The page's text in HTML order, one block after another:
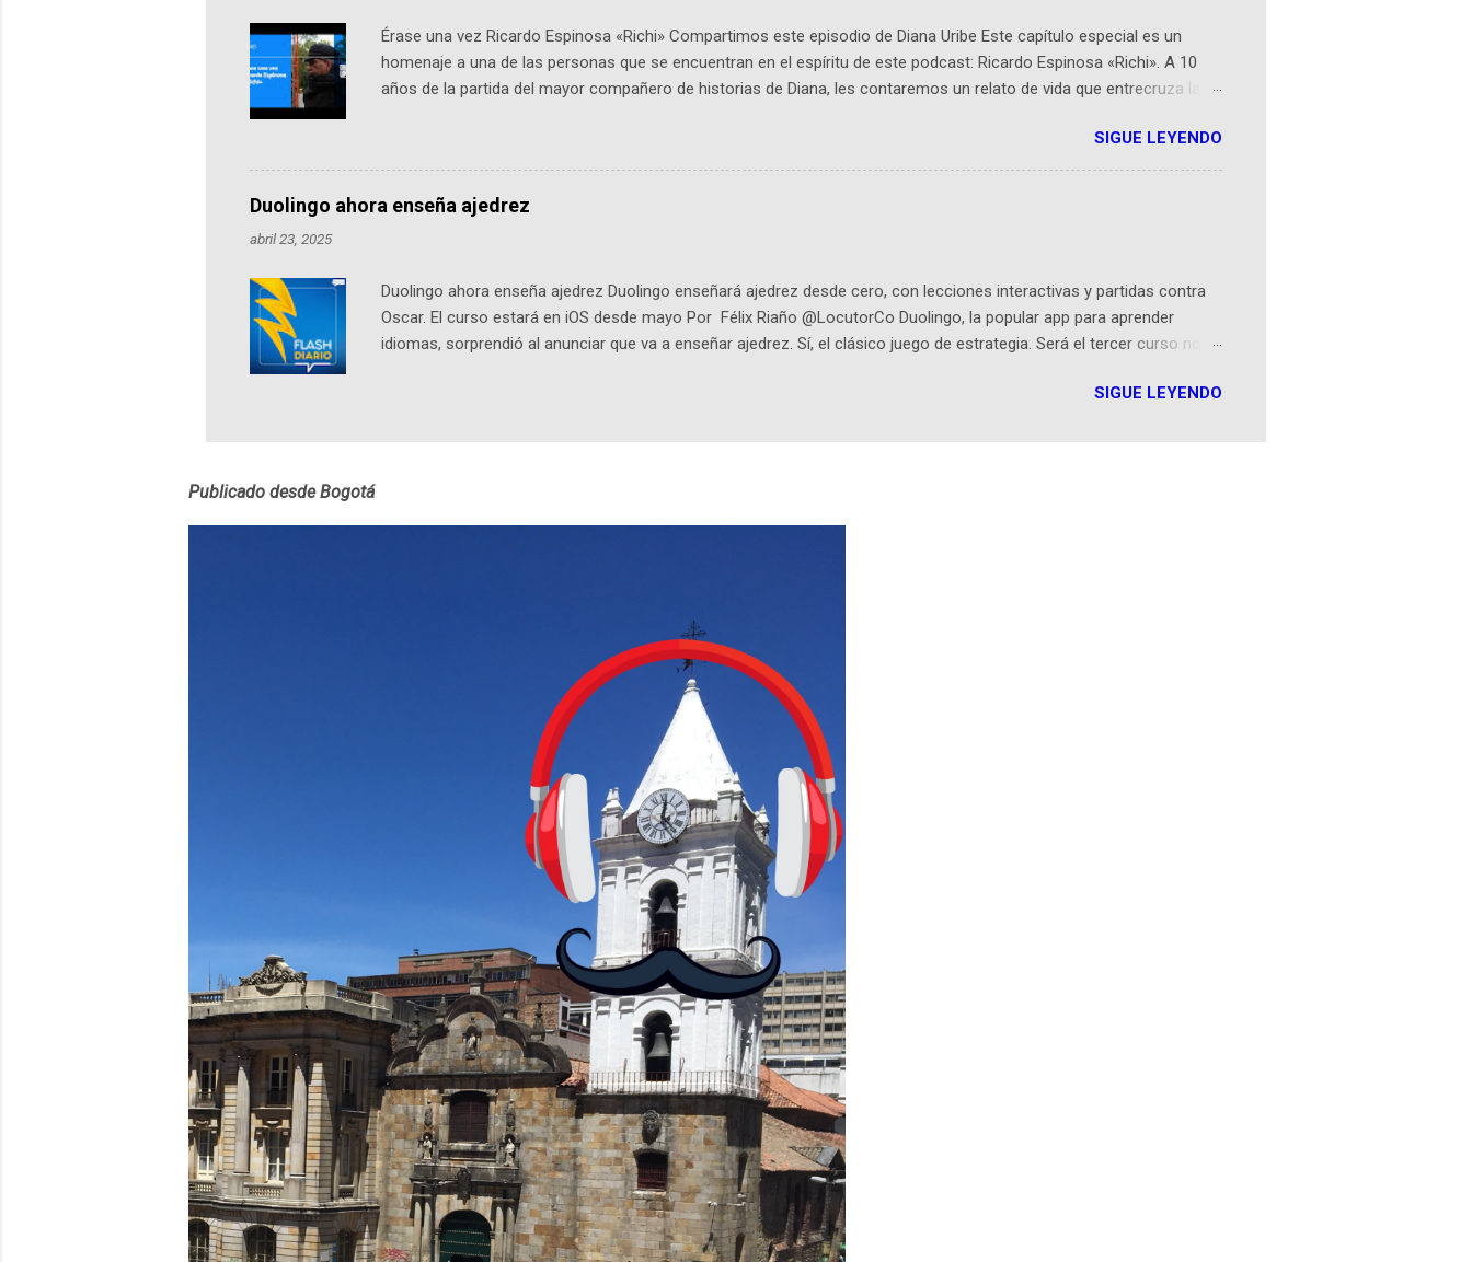
Érase una vez Ricardo Espinosa «Richi» Compartimos este episodio de Diana Uribe Este capítulo especial es un
homenaje a una de las personas que se encuentran en el espíritu de este podcast: Ricardo Espinosa «Richi». A 10
años de la partida del mayor compañero de historias de Diana, les contaremos un relato de vida que entrecruza la
podcast, de dónde viene "la fuerza poderosa", del relato viviente que encarna una joven librera de Barichara y de
nuestro protagonista: un personaje de gabán y sombrero que parecía sacado directamente de una novela de espías
Notas del episodio: -La colección Ricardo Espinosa: los cómics, las novelas y los libros reunidos por Richi hoy se
pueden consultar en la Biblioteca Luis Ángel Arango ¡Síguenos en nuestras Redes Sociales! Facebook:
SIGUE LEYENDO
Duolingo ahora enseña ajedrez
abril 23, 2025
Duolingo ahora enseña ajedrez Duolingo enseñará ajedrez desde cero, con lecciones interactivas y partidas contra
Oscar. El curso estará en iOS desde mayo Por Félix Riaño @LocutorCo Duolingo, la popular app para aprender
idiomas, sorprendió al anunciar que va a enseñar ajedrez. Sí, el clásico juego de estrategia. Será el tercer curso no
estará disponible primero en inglés. Los usuarios aprenderán desde lo más básico, como mover un alfil, hasta jugar
personajes simpáticos y ayudas visuales. ¿Será posible que una app que antes nos enseñó francés, ahora nos
SIGUE LEYENDO
Publicado desde Bogotá